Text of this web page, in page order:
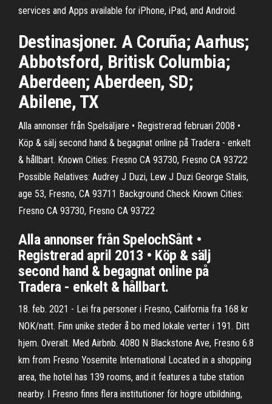
services and Apps available for iPhone, iPad, and Android.
Destinasjoner. A Coruña; Aarhus;
Abbotsford, Britisk Columbia;
Aberdeen; Aberdeen, SD;
Abilene, TX
Alla annonser från Spelsäljare • Registrerad februari 2008 •
Köp & sälj second hand & begagnat online på Tradera - enkelt
& hållbart. Known Cities: Fresno CA 93730, Fresno CA 93722
Possible Relatives: Audrey J Duzi, Lew J Duzi George Stalis,
age 53, Fresno, CA 93711 Background Check Known Cities:
Fresno CA 93730, Fresno CA 93722
Alla annonser från SpelochSånt •
Registrerad april 2013 • Köp & sälj
second hand & begagnat online på
Tradera - enkelt & hållbart.
18. feb. 2021 - Lei fra personer i Fresno, California fra 168 kr
NOK/natt. Finn unike steder å bo med lokale verter i 191. Ditt
hjem. Overalt. Med Airbnb. 4080 N Blackstone Ave, Fresno 6.8
km from Fresno Yosemite International Located in a shopping
area, the hotel has 139 rooms, and it features a tube station
nearby. I Fresno finns flera institutioner för högre utbildning,